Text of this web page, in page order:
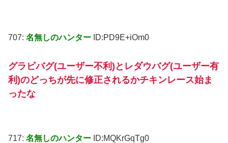
707: 名無しのハンター ID:PD9E+iOm0
グラビバグ(ユーザー不利)とレダウバグ(ユーザー有
利)のどっちが先に修正されるかチキンレース始ま
ったな
717: 名無しのハンター ID:MQKrGqTg0